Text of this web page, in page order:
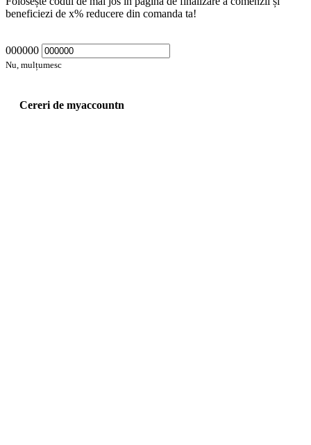
beneficiezi de x% reducere din comanda ta!
000000
Nu, mulțumesc
Cereri de myaccountn